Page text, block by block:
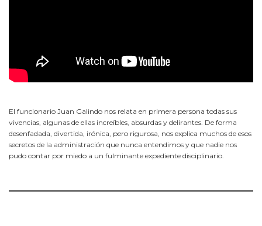
El funcionario Juan Galindo nos relata en primera persona todas sus
vivencias, algunas de ellas increíbles, absurdas y delirantes. De forma
desenfadada, divertida, irónica, pero rigurosa, nos explica muchos de esos
secretos de la administración que nunca entendimos y que nadie nos
pudo contar por miedo a un fulminante expediente disciplinario.